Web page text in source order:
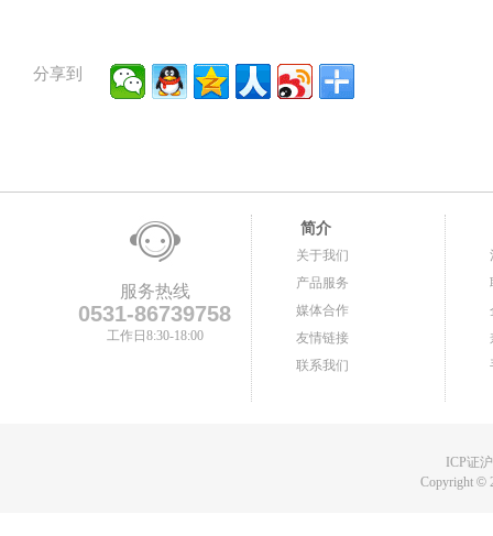
分享到
服务热线
0531-86739758
工作日8:30-18:00
简介
关于我们
产品服务
媒体合作
友情链接
联系我们
ICP证
Copyright ©